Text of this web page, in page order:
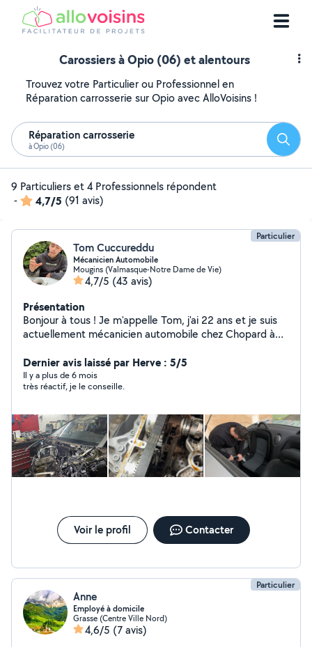
Carossiers à Opio (06) et alentours
Trouvez votre Particulier ou Professionnel en
Réparation carrosserie sur Opio avec AlloVoisins !
Réparation carrosserie
à Opio (06)
9 Particuliers et 4 Professionnels répondent
-
4,7/5 (91 avis)
Particulier
Tom Cuccureddu
Mécanicien Automobile
Mougins (Valmasque-Notre Dame de Vie)
4,7/5 (43 avis)
Présentation
Bonjour à tous ! Je m'appelle Tom, j'ai 22 ans et je suis
actuellement mécanicien automobile chez Chopard à
jour les défis et les opportunités d'apprentissage qu'il
m'offre. La mécanique est bien plus qu'un travail pour
moi, c'est une véritable vocation qui me permet de
environnement stimulant. Mon envie d'apprendre sans
cesse me permet de me perfectionner dans mon travail
Dernier avis laissé par Herve : 5/5
Il y a plus de 6 mois
très réactif, je le conseille.
Voir le profil Contacter
Particulier
Anne
Employé à domicile
Grasse (Centre Ville Nord)
4,6/5 (7 avis)